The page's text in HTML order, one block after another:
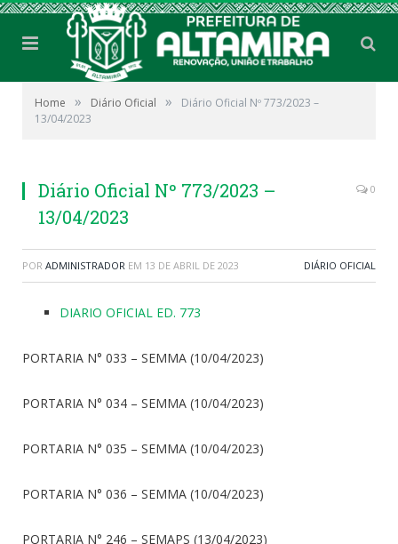
Home » Diário Oficial »
Diário Oficial Nº 773/2023 –
13/04/2023
Diário Oficial Nº 773/2023 –
13/04/2023
0
POR ADMINISTRADOR EM 13 DE ABRIL DE 2023 DIÁRIO OFICIAL
DIARIO OFICIAL ED. 773
PORTARIA N° 033 – SEMMA (10/04/2023)
PORTARIA N° 034 – SEMMA (10/04/2023)
PORTARIA N° 035 – SEMMA (10/04/2023)
PORTARIA N° 036 – SEMMA (10/04/2023)
PORTARIA N° 246 – SEMAPS (13/04/2023)